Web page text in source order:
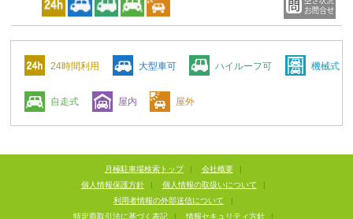
24時間利用 大型車可 ハイルーフ可 機械式
自走式 屋内 屋外
月極駐車場検索トップ | 会社概要
|
個人情報保護方針
| 個人情報の取扱いについて
|
利用者情報の外部送信について
|
特定商取引法に基づく表記
| 情報セキュリティ方針 |